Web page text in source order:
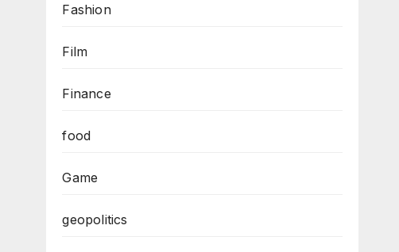
Fashion
Film
Finance
food
Game
geopolitics